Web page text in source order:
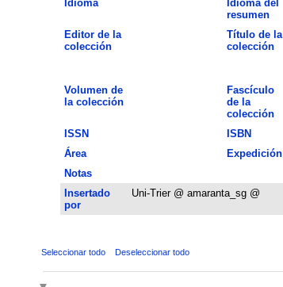
Idioma
Idioma del
resumen
Editor de la
colección
Título de la
colección
Volumen de
la colección
Fascículo
de la
colección
ISSN ISBN
Área
Expedición
Notas
Insertado
por
Uni-Trier @ amaranta_sg @
Seleccionar todo Deseleccionar todo